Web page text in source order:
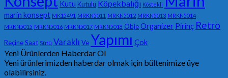
Kutu Kutulu Köpekbalığı Köstekli
marin konsept MK15491 MRKN5011 MRKN5012 MRKN5013 MRKN5014
MRKN5015 MRKN5016 MRKN5017 MRKN5018 ObjeOrganizer Pirinç Retro
ReçineSaat Sütü Varaklı Ve Yapımı Çok
Yeni Ürünlerden Haberdar Ol
Yeni ürünlerimizden haberdar olmak için bültenimize üye
olabilirsiniz.